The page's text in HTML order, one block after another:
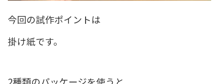
今回の試作ポイントは
掛け紙です。